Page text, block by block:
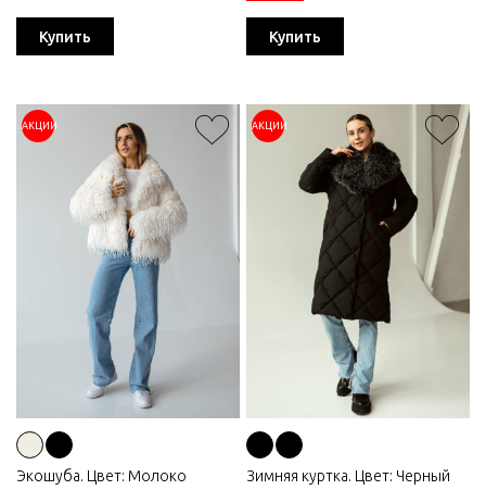
Купить Купить
АКЦИИ
Экошуба. Цвет: Молоко
АКЦИИ
Зимняя куртка. Цвет: Черный